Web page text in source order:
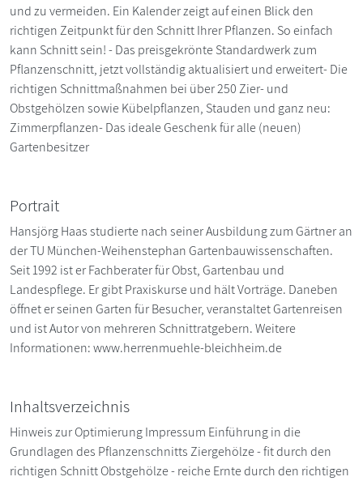
und zu vermeiden. Ein Kalender zeigt auf einen Blick den
richtigen Zeitpunkt für den Schnitt Ihrer Pflanzen. So einfach
kann Schnitt sein! - Das preisgekrönte Standardwerk zum
Pflanzenschnitt, jetzt vollständig aktualisiert und erweitert- Die
richtigen Schnittmaßnahmen bei über 250 Zier- und
Obstgehölzen sowie Kübelpflanzen, Stauden und ganz neu:
Zimmerpflanzen- Das ideale Geschenk für alle (neuen)
Gartenbesitzer
Portrait
Hansjörg Haas studierte nach seiner Ausbildung zum Gärtner an
der TU München-Weihenstephan Gartenbauwissenschaften.
Seit 1992 ist er Fachberater für Obst, Gartenbau und
Landespflege. Er gibt Praxiskurse und hält Vorträge. Daneben
öffnet er seinen Garten für Besucher, veranstaltet Gartenreisen
und ist Autor von mehreren Schnittratgebern. Weitere
Informationen: www.herrenmuehle-bleichheim.de
Inhaltsverzeichnis
Hinweis zur Optimierung Impressum Einführung in die
Grundlagen des Pflanzenschnitts Ziergehölze - fit durch den
richtigen Schnitt Obstgehölze - reiche Ernte durch den richtigen